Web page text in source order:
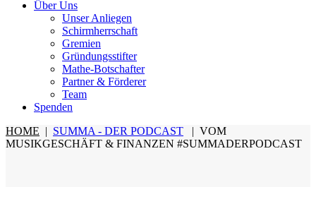
Über Uns
Unser Anliegen
Schirmherrschaft
Gremien
Gründungsstifter
Mathe-Botschafter
Partner & Förderer
Team
Spenden
HOME | SUMMA - DER PODCAST | VOM
MUSIKGESCHÄFT & FINANZEN #SUMMADERPODCAST